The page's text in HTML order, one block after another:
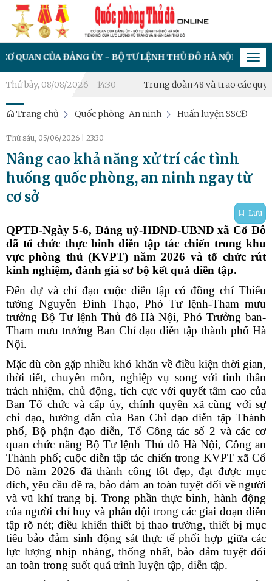
ỦY - BỘ TƯ LỆNH THỦ ĐÔ HÀ NỘI, TIẾNG NÓI CỦA LỰC
Thứ bảy, 08/08/2026 - 14:30
đoàn 47, Đảng bộ Trung đoàn 48 và trao các quyết định về công
Trang chủ Quốc phòng-An ninh Huấn luyện SSCĐ
Thứ sáu, 05/06/2026 23:30
Nâng cao khả năng xử trí các tình
huống quốc phòng, an ninh ngay từ
cơ sở
Lưu
QPTĐ-Ngày 5-6, Đảng uỷ-HĐND-UBND xã Cổ Đô
đã tổ chức thực binh diễn tập tác chiến trong khu
vực phòng thủ (KVPT) năm 2026 và tổ chức rút
kinh nghiệm, đánh giá sơ bộ kết quả diễn tập.
Đến dự và chỉ đạo cuộc diễn tập có đồng chí Thiếu
tướng Nguyễn Đình Thạo, Phó Tư lệnh-Tham mưu
trưởng Bộ Tư lệnh Thủ đô Hà Nội, Phó Trưởng ban-
Tham mưu trưởng Ban Chỉ đạo diễn tập thành phố Hà
Nội.
Mặc dù còn gặp nhiều khó khăn về điều kiện thời gian,
thời tiết, chuyên môn, nghiệp vụ song với tinh thần
trách nhiệm, chủ động, tích cực với quyết tâm cao của
Ban Tổ chức và cấp ủy, chính quyền xã cùng với sự
chỉ đạo, hướng dẫn của Ban Chỉ đạo diễn tập Thành
phố, Bộ phận đạo diễn, Tổ Công tác số 2 và các cơ
quan chức năng Bộ Tư lệnh Thủ đô Hà Nội, Công an
Thành phố; cuộc diễn tập tác chiến trong KVPT xã Cổ
Đô năm 2026 đã thành công tốt đẹp, đạt được mục
đích, yêu cầu đề ra, bảo đảm an toàn tuyệt đối về người
và vũ khí trang bị. Trong phần thực binh, hành động
của người chỉ huy và phân đội trong các giai đoạn diễn
tập rõ nét; điều khiển thiết bị thao trường, thiết bị mục
tiêu bảo đảm sinh động sát thực tế phối hợp giữa các
lực lượng nhịp nhàng, thống nhất, bảo đảm tuyệt đối
an toàn trong suốt quá trình luyện tập, diễn tập.